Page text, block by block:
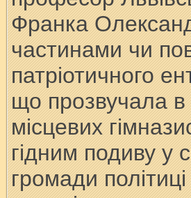
Франка
частинами чи
патріотичного
що прозвучала в
місцевих
гідним подиву у
громади